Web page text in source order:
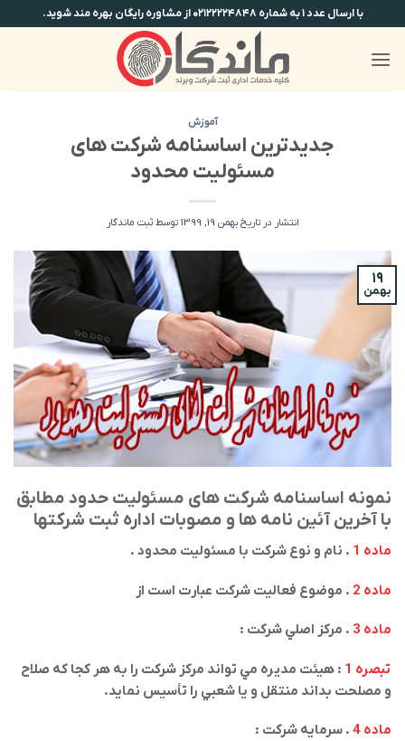
to
content
با ارسال عدد ۱ به شماره ۰۲۱۲۲۲۲۴۸۴۸ از مشاوره رایگان بهره مند شوید.
آموزش
جدیدترین اساسنامه شرکت های
مسئولیت محدود
انتشار در تاریخبهمن 19, 1399 توسطثبت ماندگار
۱۹
بهمن
نمونه اساسنامه شرکت های مسئولیت حدود مطابق
با آخرین آئین نامه ها و مصوبات اداره ثبت شرکتها
ماده 1 . نام و نوع شركت با مسئوليت محدود .
ماده 2 . موضوع فعاليت شركت عبارت است از
ماده 3 . مركز اصلي شركت :
تبصره 1
: هيئت مديره مي تواند مركز شركت را به هر كجا كه صلاح
و مصلحت بداند منتقل و يا شعبي را تأسيس نمايد.
ماده 4 . سرمايه شركت :